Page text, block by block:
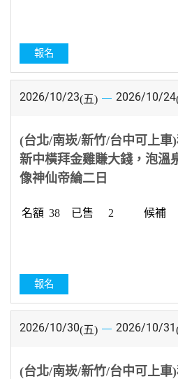
報名
2026/10/23(五) 2026/10/24
(台北/南崁/新竹/台中可上車
新中橫拜金雞賺大錢，泡溫
像神仙帝綸二日
38 2
報名
2026/10/30(五) 2026/10/31
(台北/南崁/新竹/台中可上車